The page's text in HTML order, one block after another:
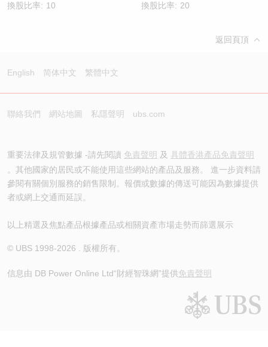
換股比率: 10
換股比率: 20
返回頁頂
English 简体中文 繁體中文
聯絡我們 網站地圖 私隱聲明 ubs.com
重要法律及規管數據 -請先閱讀 免責聲明 及 具體香港產品免責聲明
。其他國家的居民或不能使用這些網站的產品及服務。 進一步資料請
參閱有關個別服務的銷售限制。報價或數據的傳送可能因為數據提供
者或網上交通而延誤。
以上精選及焦點產品根據產品或相關資產市場走勢而篩選展示
© UBS 1998-2026 . 版權所有。
信息由 DB Power Online Ltd“財經智珠網”提供免責聲明